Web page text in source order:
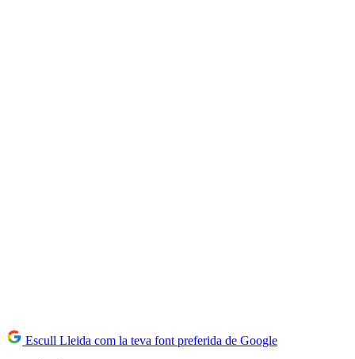
Escull Lleida com la teva font preferida de Google